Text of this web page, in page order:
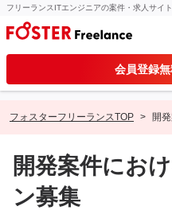
フリーランスITエンジニアの案件・求人サイ
会員登録無
フォスターフリーランスTOP 開
開発案件にお
ン募集